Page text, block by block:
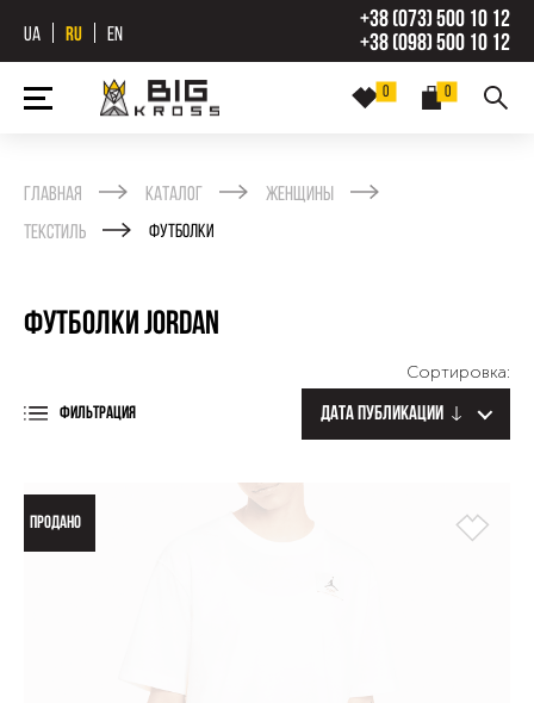
UA RU EN
+38 (073) 500 10 12
+38 (098) 500 10 12
0
0
Главная Каталог
Женщины
Текстиль
Футболки
Футболки Jordan
ФИЛЬТРАЦИЯ
Сортировка:
Дата публикации
ПРОДАНО